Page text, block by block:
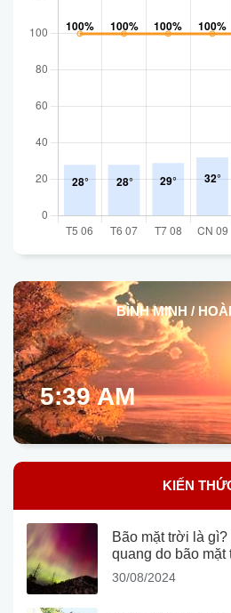
BÌNH MINH /
5:39 AM
KIẾN
Bão mặt trời là
quang do bão mặt
30/08/2024